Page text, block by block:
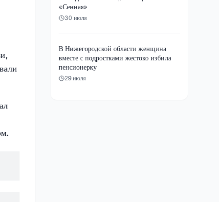
«Сенная»
30 июля
В Нижегородской области женщина
вместе с подростками жестоко избила
пенсионерку
29 июля